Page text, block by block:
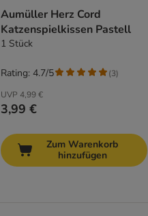
Aumüller Herz Cord
Katzenspielkissen Pastell
1 Stück
UVP 4,99 €
3,99 €
Rating: 4.7/5 (3)
Zum Warenkorb
hinzufügen